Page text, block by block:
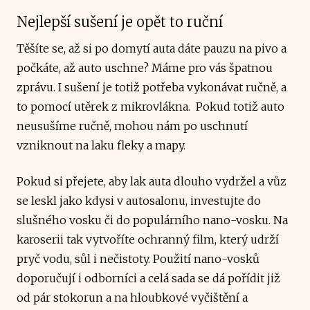
Nejlepší sušení je opět to ruční
Těšíte se, až si po domytí auta dáte pauzu na pivo a
počkáte, až auto uschne? Máme pro vás špatnou
zprávu. I sušení je totiž potřeba vykonávat ručně, a
to pomocí utěrek z mikrovlákna. Pokud totiž auto
neusušíme ručně, mohou nám po uschnutí
vzniknout na laku fleky a mapy.
Pokud si přejete, aby lak auta dlouho vydržel a vůz
se leskl jako kdysi v autosalonu, investujte do
slušného vosku či do populárního nano-vosku. Na
karoserii tak vytvoříte ochranný film, který udrží
pryč vodu, sůl i nečistoty. Použití nano-vosků
doporučují i odborníci a celá sada se dá pořídit již
od pár stokorun a na hloubkové vyčištění a